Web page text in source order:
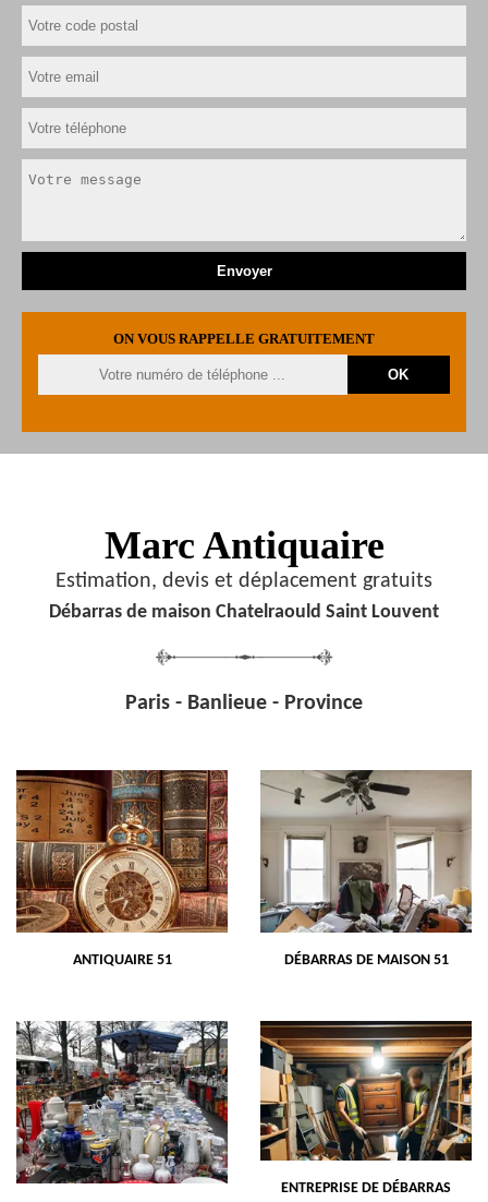
ON VOUS RAPPELLE GRATUITEMENT
Marc Antiquaire
Estimation, devis et déplacement gratuits
Débarras de maison Chatelraould Saint Louvent
Paris - Banlieue - Province
ANTIQUAIRE 51 DÉBARRAS DE MAISON 51
ENTREPRISE DE DÉBARRAS